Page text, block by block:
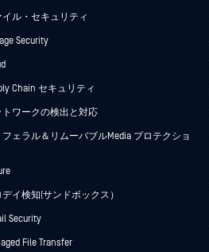
イル・セキュリティ
Security
Chain セキュリティ
トワークの検出と対応
フェラル＆リムーバブルMedia プロテクショ
イ検知(サンドボックス）
Security
File Transfer